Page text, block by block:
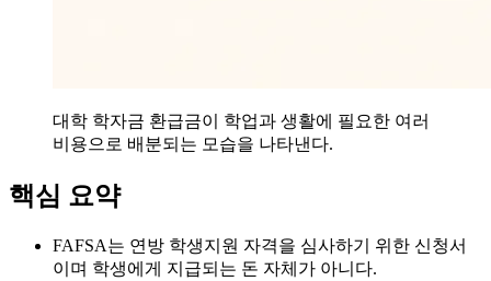
대학 학자금 환급금이 학업과 생활에 필요한 여러
비용으로 배분되는 모습을 나타낸다.
핵심 요약
FAFSA는 연방 학생지원 자격을 심사하기 위한 신청서
이며 학생에게 지급되는 돈 자체가 아니다.